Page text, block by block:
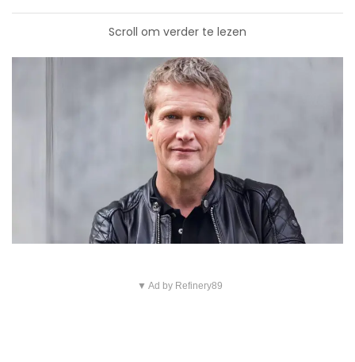
Scroll om verder te lezen
▼ Ad by Refinery89